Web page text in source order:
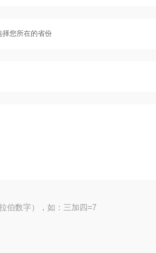
伯数字），如：三加四=7